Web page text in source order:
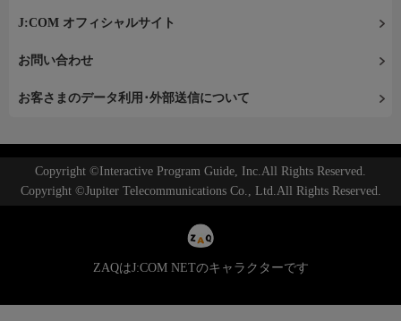
J:COM オフィシャルサイト
お問い合わせ
お客さまのデータ利用･外部送信について
Copyright ©Interactive Program Guide, Inc.All Rights Reserved.
Copyright ©Jupiter Telecommunications Co., Ltd.All Rights Reserved.
ZAQはJ:COM NETのキャラクターです